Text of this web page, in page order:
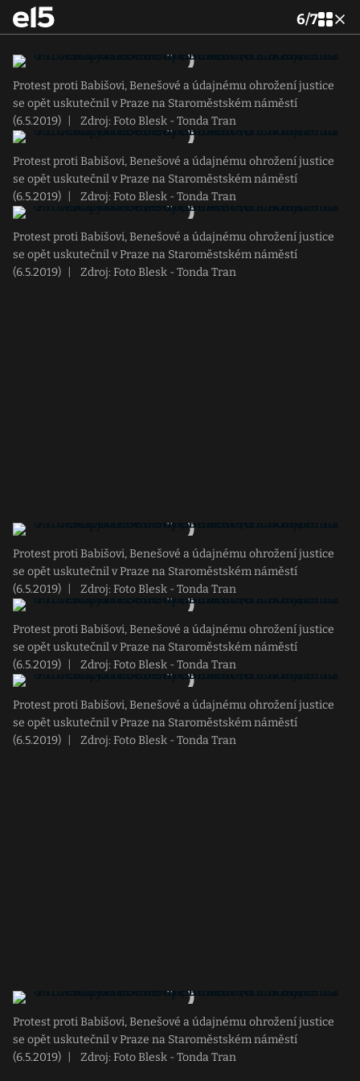
6/7
Protest proti Babišovi, Benešové a údajnému ohrožení justice
se opět uskutečnil v Praze na Staroměstském náměstí
(6.5.2019)
Zdroj: Foto Blesk - Tonda Tran
Protest proti Babišovi, Benešové a údajnému ohrožení justice
se opět uskutečnil v Praze na Staroměstském náměstí
(6.5.2019)
Zdroj: Foto Blesk - Tonda Tran
Protest proti Babišovi, Benešové a údajnému ohrožení justice
se opět uskutečnil v Praze na Staroměstském náměstí
(6.5.2019)
Zdroj: Foto Blesk - Tonda Tran
Protest proti Babišovi, Benešové a údajnému ohrožení justice
se opět uskutečnil v Praze na Staroměstském náměstí
(6.5.2019)
Zdroj: Foto Blesk - Tonda Tran
Protest proti Babišovi, Benešové a údajnému ohrožení justice
se opět uskutečnil v Praze na Staroměstském náměstí
(6.5.2019)
Zdroj: Foto Blesk - Tonda Tran
Protest proti Babišovi, Benešové a údajnému ohrožení justice
se opět uskutečnil v Praze na Staroměstském náměstí
(6.5.2019)
Zdroj: Foto Blesk - Tonda Tran
Protest proti Babišovi, Benešové a údajnému ohrožení justice
se opět uskutečnil v Praze na Staroměstském náměstí
(6.5.2019)
Zdroj: Foto Blesk - Tonda Tran